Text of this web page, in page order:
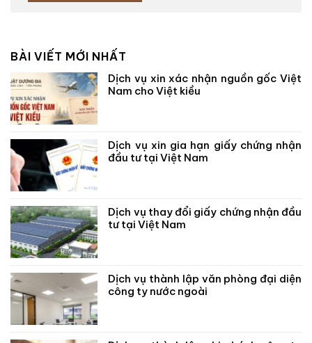
BÀI VIẾT MỚI NHẤT
Dịch vụ xin xác nhận nguồn gốc Việt
Nam cho Việt kiều
Dịch vụ xin gia hạn giấy chứng nhận
đầu tư tại Việt Nam
Dịch vụ thay đổi giấy chứng nhận đầu
tư tại Việt Nam
Dịch vụ thành lập văn phòng đại diện
công ty nước ngoài